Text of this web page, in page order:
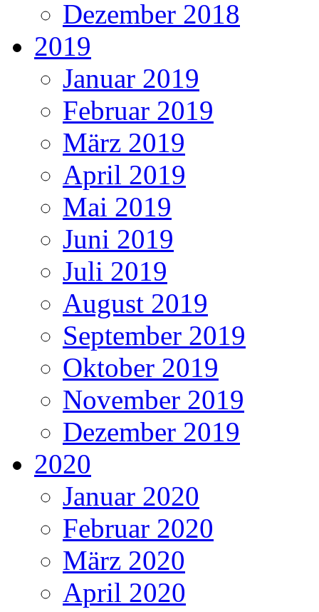
Dezember 2018
2019
Januar 2019
Februar 2019
März 2019
April 2019
Mai 2019
Juni 2019
Juli 2019
August 2019
September 2019
Oktober 2019
November 2019
Dezember 2019
2020
Januar 2020
Februar 2020
März 2020
April 2020